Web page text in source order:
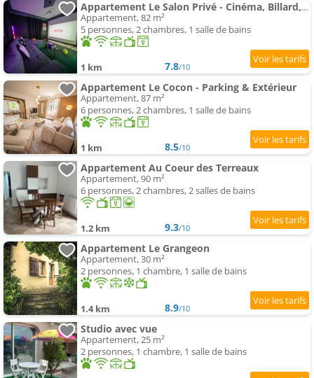
Appartement Le Salon Privé - Cinéma, Billard, Parking & Billiard
Appartement, 82 m²
5 personnes, 2 chambres, 1 salle de bains
1 km 7.8/10
Appartement Le Cocon - Parking & Extérieur
Appartement, 87 m²
6 personnes, 2 chambres, 1 salle de bains
1 km 8.5/10
Appartement Au Coeur des Terreaux
Appartement, 90 m²
6 personnes, 2 chambres, 2 salles de bains
1.2 km 9.3/10
Appartement Le Grangeon
Appartement, 30 m²
2 personnes, 1 chambre, 1 salle de bains
1.4 km 8.9/10
Studio avec vue
Appartement, 25 m²
2 personnes, 1 chambre, 1 salle de bains